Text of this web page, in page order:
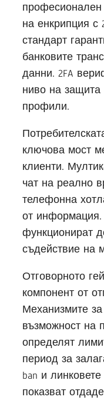
професионален
на енкрипция с
стандарт
банковите
данни. 2FA
ниво на защита
профили.
ключова мост
клиенти.
чат на реално
телефонна
от
функционират
съдействие на
Отговорното
компонент от
Механизмите
възможност на
определят
период за
ban и
показват